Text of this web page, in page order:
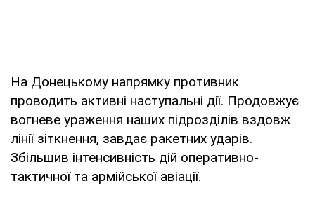
На Донецькому напрямку противник
проводить активні наступальні дії. Продовжує
вогневе ураження наших підрозділів вздовж
лінії зіткнення, завдає ракетних ударів.
Збільшив інтенсивність дій оперативно-
тактичної та армійської авіації.